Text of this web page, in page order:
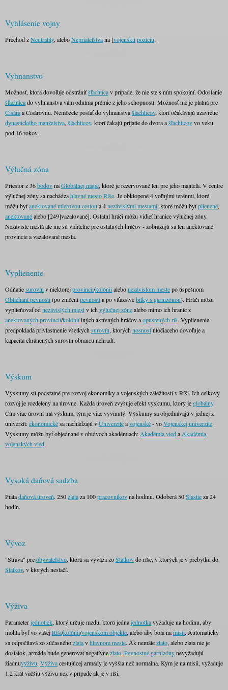
Vyhlásenie vojny
Prechod zNeutrality, aleboNepriateľstvana [vojenskú pozíciu.
Vyhnanstvo
Možnosť, ktorá dovoľuje odstrániťšľachticav prípade, že nie ste s ním spokojní. Odoslanie
šľachticado vyhnanstva vám odníma prémie z jeho schopností. Možnosť nie je platná pre
Cisáraa Cisárovnu. Nemôžete poslať do vyhnanstvašľachticov, ktorí očakávajú uzavretie
dynastického manželstva, šľachticov, ktorí čakajú prijatie do dvora ašľachticovvo veku
pod 16 rokov.
Výlučná zóna
Priestor z 36bodovnaGlobálnej mape, ktoré je rezervované len pre jeho majiteľa. V centre
výlučnej zóny sa nachádzahlavné mestoRíše. Je obklopené 4 voľnými terénmi, ktoré
môžu byťanektované mierovou cestou a 4nezávislými mestami, ktoré môžu byťplienené,
anektovanéalebo [249]vazalované]. Ostatní hráči môžu vidieť hranice výlučnej zóny.
Nezávisle mestá ale nie sú viditeľne pre ostatných hráčov - zobrazujú sa len anektované
provincie a vazalované mesta.
Vyplienenie
Odňatiesurovín v niektorejprovincii/kolóniialebonezávislom mestepo úspešnom
Obliehaní pevnosti(po zničenípevnostia po víťazstvebitky s garnizónou). Hráči môžu
vyplieňovať odnezávislých miestv ich výlučnej zónealebo mimo ich hraníc z
anektovaných provincií/kolóniíiných aktívných hráčov aopustených ríš. Vyplienenie
predpokladá privlastnenie všetkých surovín, ktorých nosnosťútočiaceho dovoľuje a
kapacita chránených surovín obrancu nehradí.
Výskum
Výskumy sú podstatné pre rozvoj ekonomiky a vojenských záležitostí v Ríši. Ich celkový
rozvoj je rozdelený na úrovne. Každá úroveň zvyšuje efekt výskumu, ktorý je globálny.
Čím viac úrovní má výskum, tým je viac vyvinutý. Výskumy sa objednávajú v jednej z
univerzít:ekonomickésa nachádzajú vUniverziteavojenské- voVojenskej univerzite.
Výskumy môžu byť objednané v obidvoch akadémiach: Akadémia vieda Akadémia
vojenských vied.
Vysoká daňová sadzba
Piatadaňová úroveň. 250zlataza 100pracovníkovna hodinu. Odoberá 50Štastieza 24
hodín.
Vývoz
"Strava" preobyvateľstvo, ktorá sa vyváža zoStatkovdo ríše, v ktorých je v prebytku do
Statkov, v ktorých nestačí.
Výživa
Parameterjednotiek, ktorý určuje mzdu, ktorú jednajednotkavyžaduje na hodinu, aby
mohla byť vo vašejRíši/kolónii/vojenskom objekte, alebo aby bola namisii. Automaticky
sa odpočítavá zo súčasnéhozlatavhlavnom meste. Аk nemátezlato, alebo zlata nie je
dostatok, armáda bude generovať negatívnezlato. Pevnostné garnizónynevyžadujú
žiadnuvýživu. Výživacestujúcej armády je vyššia než normálna. Kým je na misii, vyžaduje
1,2 krát väčšiu výživu než v prípade ak je v ríši.